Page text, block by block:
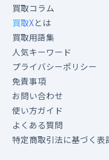
買取コラム
買取Xとは
買取用語集
人気キーワード
プライバシーポリシー
免責事項
お問い合わせ
使い方ガイド
よくある質問
特定商取引法に基づく表